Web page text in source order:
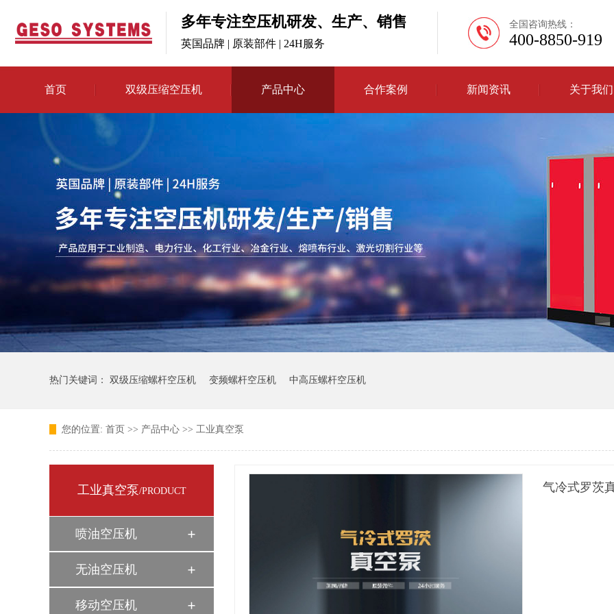
多年专注空压机研发、生产、销售
英国品牌 | 原装部件 | 24H服务
全国咨询热线：
400-8850-919
首页 双级压缩空压机 产品中心 合作案例 新闻资讯 关于我们
热门关键词： 双级压缩螺杆空压机 变频螺杆空压机 中高压螺杆空压机
您的位置: 首页 >> 产品中心 >> 工业真空泵
工业真空泵/PRODUCT
喷油空压机
无油空压机
移动空压机
气冷式罗茨